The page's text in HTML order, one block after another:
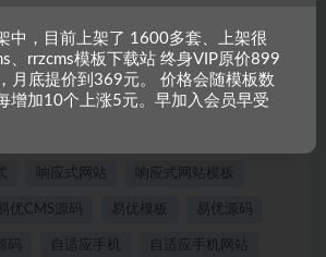
到任何网站、书籍等各类媒体平台。如若本
的合法权益，可联系我们进行处理。
响应式网站 响应式网站模板
优CMS源码 易优模板 易优源码
码 自适应手机 自适应手机网站
中，目前上架了 1600多套、上架很
、rrzcms模板下载站 终身VIP原价899
月底提价到369元。 价格会随模板数
增加10个上涨5元。早加入会员早受